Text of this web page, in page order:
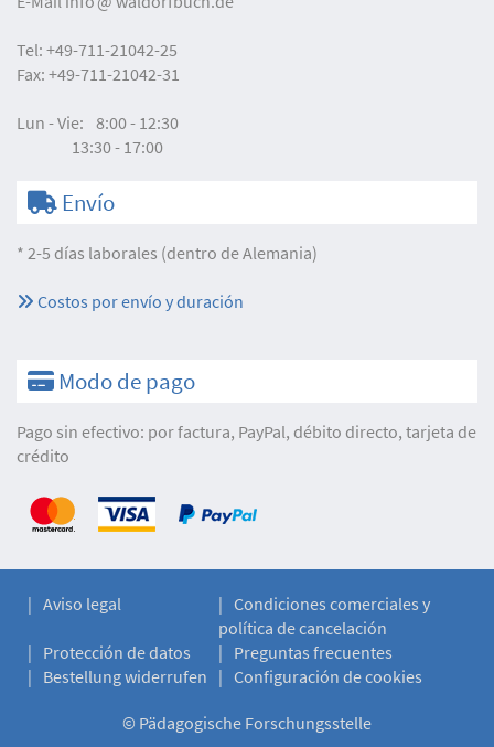
Tel: +49-711-21042-25
Fax: +49-711-21042-31
Lun - Vie: 8:00 - 12:30
13:30 - 17:00
Envío
* 2-5 días laborales (dentro de Alemania)
Costos por envío y duración
Modo de pago
Pago sin efectivo: por factura, PayPal, débito directo, tarjeta de
crédito
Aviso legal
Condiciones comerciales y
política de cancelación
Protección de datos
Preguntas frecuentes
Bestellung widerrufen
Configuración de cookies
© Pädagogische Forschungsstelle